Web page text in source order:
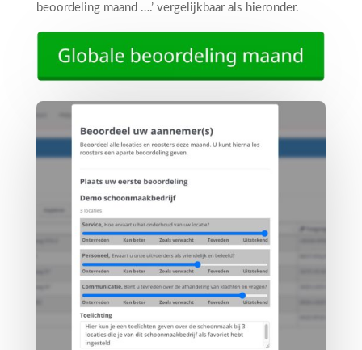
beoordeling maand ….’ vergelijkbaar als hieronder.